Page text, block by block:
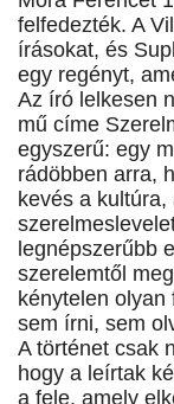
felfedezték. A
írásokat, és
egy regényt,
Az író lelkesen
mű címe
egyszerű: egy
rádöbben arra,
kevés a
legnépszerűbb
szerelemtől
kénytelen olyan
sem írni, sem
A történet csak
hogy a leírtak
a fele, amely